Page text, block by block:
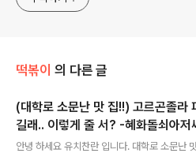
떡볶이 의 다른 글
(대학로 소문난 맛 집!!) 고르곤졸라
길래.. 이렇게 줄 서? -혜화돌쇠아저
안녕 하세요 유치찬란 입니다. 대학로 소문난